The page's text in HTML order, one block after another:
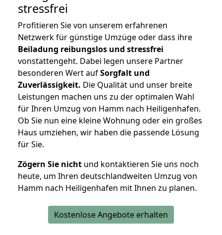
stressfrei
Profitieren Sie von unserem erfahrenen
Netzwerk für günstige Umzüge oder dass ihre
Beiladung reibungslos und stressfrei
vonstattengeht. Dabei legen unsere Partner
besonderen Wert aufSorgfalt und
Zuverlässigkeit. Die Qualität und unser breite
Leistungen machen uns zu der optimalen Wahl
für Ihren Umzug von Hamm nach Heiligenhafen.
Ob Sie nun eine kleine Wohnung oder ein großes
Haus umziehen, wir haben die passende Lösung
für Sie.
Zögern Sie nicht und kontaktieren Sie uns noch
heute, um Ihren deutschlandweiten Umzug von
Hamm nach Heiligenhafen mit Ihnen zu planen.
Kostenlose Angebote erhalten